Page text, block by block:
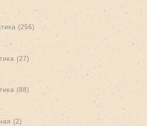
filter
(256)
filter
(27)
filter
(88) Apply общая тематика filter
filter
(2) Apply универсальная filter